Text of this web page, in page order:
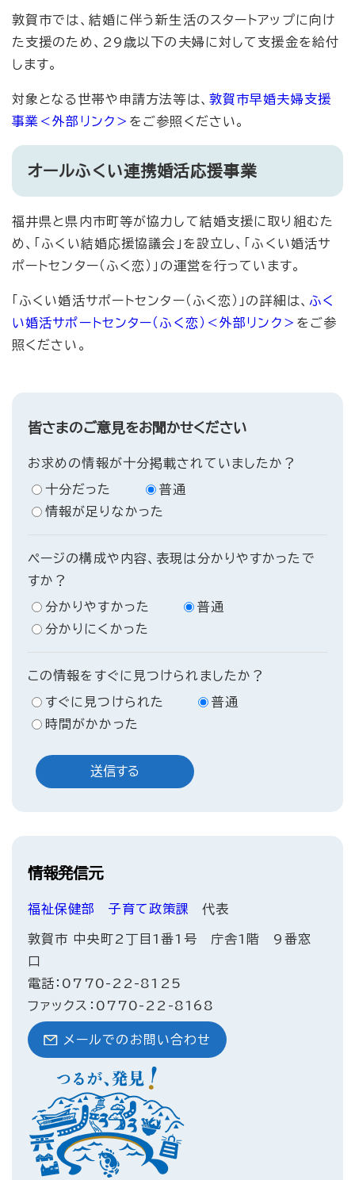
敦賀市では、結婚に伴う新生活のスタートアップに向け
た支援のため、29歳以下の夫婦に対して支援金を給付
します。
対象となる世帯や申請方法等は、 敦賀市早婚夫婦支援
事業＜外部リンク＞ をご参照ください。
オールふくい連携婚活応援事業
福井県と県内市町等が協力して結婚支援に取り組むた
め、「ふくい結婚応援協議会」を設立し、「ふくい婚活サ
ポートセンター（ふく恋）」の運営を行っています。
「ふくい婚活サポートセンター（ふく恋）」の詳細は、 ふく
い婚活サポートセンター（ふく恋） ＜外部リンク＞ をご参
照ください。
皆さまのご意見をお聞かせください
お求めの情報が十分掲載されていましたか？
十分だった
普通
情報が足りなかった
ページの構成や内容、表現は分かりやすかったで
すか？
分かりやすかった
普通
分かりにくかった
この情報をすぐに見つけられましたか？
すぐに見つけられた
普通
時間がかかった
情報発信元
福祉保健部 子育て政策課 代表
敦賀市 中央町2丁目1番1号 庁舎1階 9番窓
口
電話：0770-22-8125
ファックス：0770-22-8168
メールでのお問い合わせ